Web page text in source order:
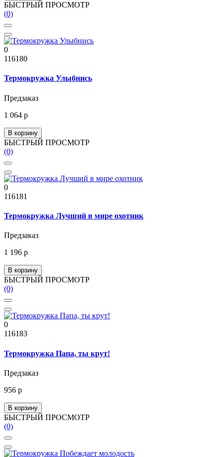
БЫСТРЫЙ ПРОСМОТР
(0)
0
116180
Термокружка Улыбнись
Предзаказ
1 064 р
В корзину
БЫСТРЫЙ ПРОСМОТР
(0)
0
116181
Термокружка Лучший в мире охотник
Предзаказ
1 196 р
В корзину
БЫСТРЫЙ ПРОСМОТР
(0)
0
116183
Термокружка Папа, ты крут!
Предзаказ
956 р
В корзину
БЫСТРЫЙ ПРОСМОТР
(0)